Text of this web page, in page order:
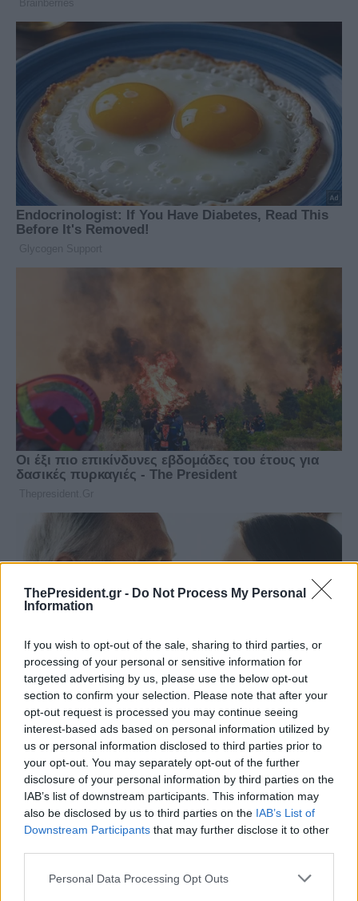
ThePresident.gr - Do Not Process My Personal
Information
If you wish to opt-out of the sale, sharing to third parties, or
processing of your personal or sensitive information for
targeted advertising by us, please use the below opt-out
section to confirm your selection. Please note that after your
opt-out request is processed you may continue seeing
interest-based ads based on personal information utilized by
us or personal information disclosed to third parties prior to
your opt-out. You may separately opt-out of the further
disclosure of your personal information by third parties on the
IAB’s list of downstream participants. This information may
also be disclosed by us to third parties on the IAB’s List of
Downstream Participants that may further disclose it to other
Personal Data Processing Opt Outs